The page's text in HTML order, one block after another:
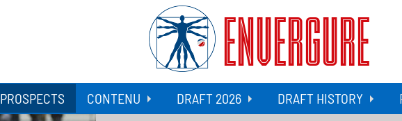
ENVERGURE
PROSPECTS CONTENU DRAFT 2026 DRAFT HISTORY